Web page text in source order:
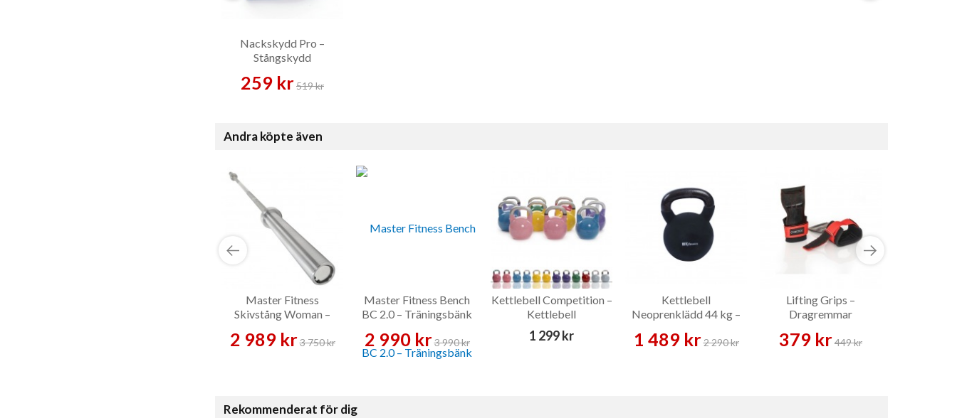
Nackskydd Pro –
Stångskydd
259 kr519 kr
Andra köpte även
Master Fitness
Skivstång Woman –
2 989 kr3 750 kr
Master Fitness Bench
BC 2.0 – Träningsbänk
2 990 kr3 990 kr
Kettlebell Competition –
Kettlebell
1 299 kr
Kettlebell
Neoprenklädd 44 kg –
1 489 kr2 290 kr
Lifting Grips –
Dragremmar
379 kr449 kr
Rekommenderat för dig